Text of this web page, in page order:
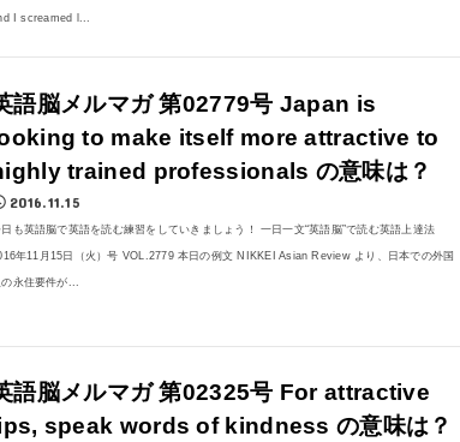
I screamed l...
語脳メルマガ 第02779号 Japan is
to make itself more attractive to
trained professionals の意味は？
2016.11.15
も英語脳で英語を読む練習をしていきましょう！ 一日一文“英語脳”で読む英語上達法
年11月15日（火）号 VOL.2779 本日の例文 NIKKEI Asian Review より、日本での外国
永住要件が...
語脳メルマガ 第02325号 For attractive
speak words of kindness の意味は？